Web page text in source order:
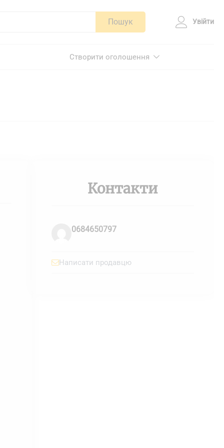
Пошук Увійти
Створити оголошення
Контакти
0684650797
Написати продавцю